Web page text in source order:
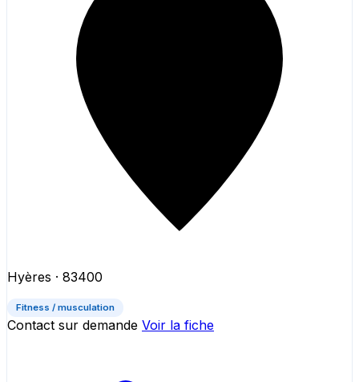
Hyères · 83400
Fitness / musculation
Contact sur demande Voir la fiche